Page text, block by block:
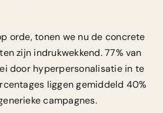
orde, tonen we nu de concrete
zijn indrukwekkend. 77% van
door hyperpersonalisatie in te
liggen gemiddeld 40%
campagnes.